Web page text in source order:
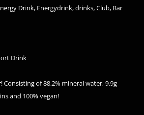
Drink, Energydrink, drinks, Club, Bar
Drink
Consisting of 88.2% mineral water, 9.9g
and 100% vegan!